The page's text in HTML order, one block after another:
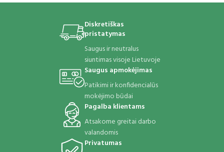
Diskretiškas
pristatymas
Saugus ir neutralus
siuntimas visoje Lietuvoje
Saugus apmokėjimas
Patikimi ir konfidencialūs
mokėjimo būdai
Pagalba klientams
Atsakome greitai darbo
valandomis
Privatumas